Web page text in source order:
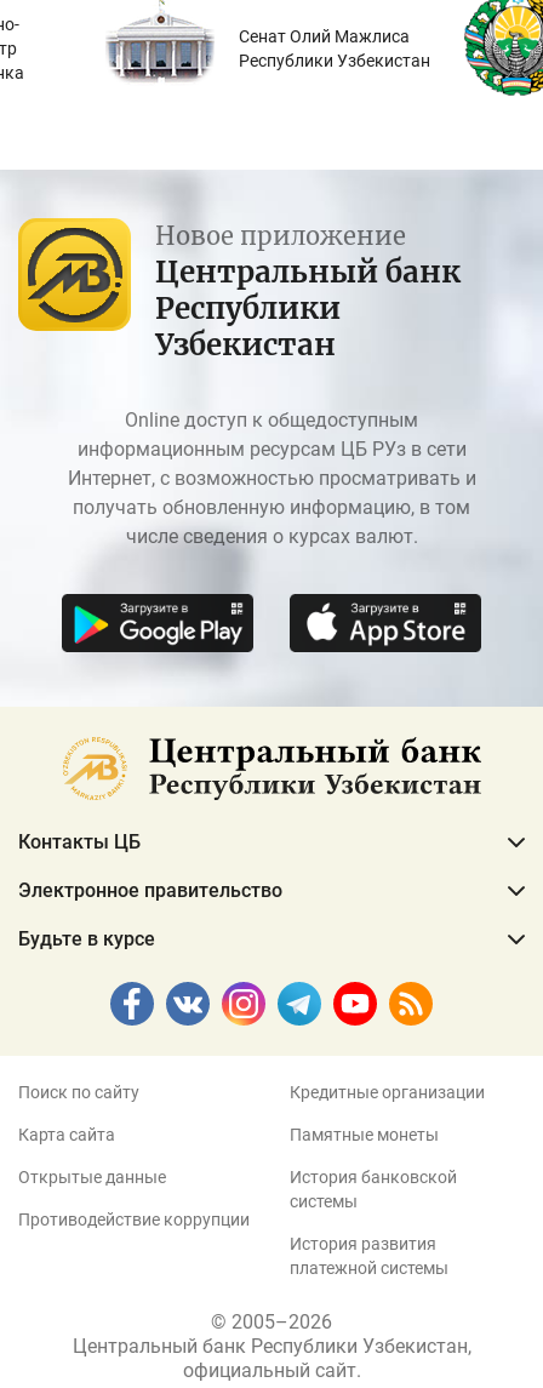
Сенат Олий Мажлиса
Республики Узбекистан
Новое приложение
Центральный банк
Республики
Узбекистан
Online доступ к общедоступным
информационным ресурсам ЦБ РУз в сети
Интернет, с возможностью просматривать и
получать обновленную информацию, в том
числе сведения о курсах валют.
Контакты ЦБ
Электронное правительство
Будьте в курсе
Поиск по сайту
Карта сайта
Открытые данные
Противодействие коррупции
Кредитные организации
Памятные монеты
История банковской
системы
История развития
платежной системы
© 2005–2026
Центральный банк Республики Узбекистан,
официальный сайт.